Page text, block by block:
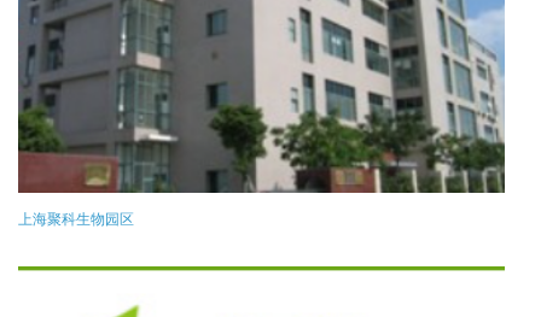
上海聚科生物园区